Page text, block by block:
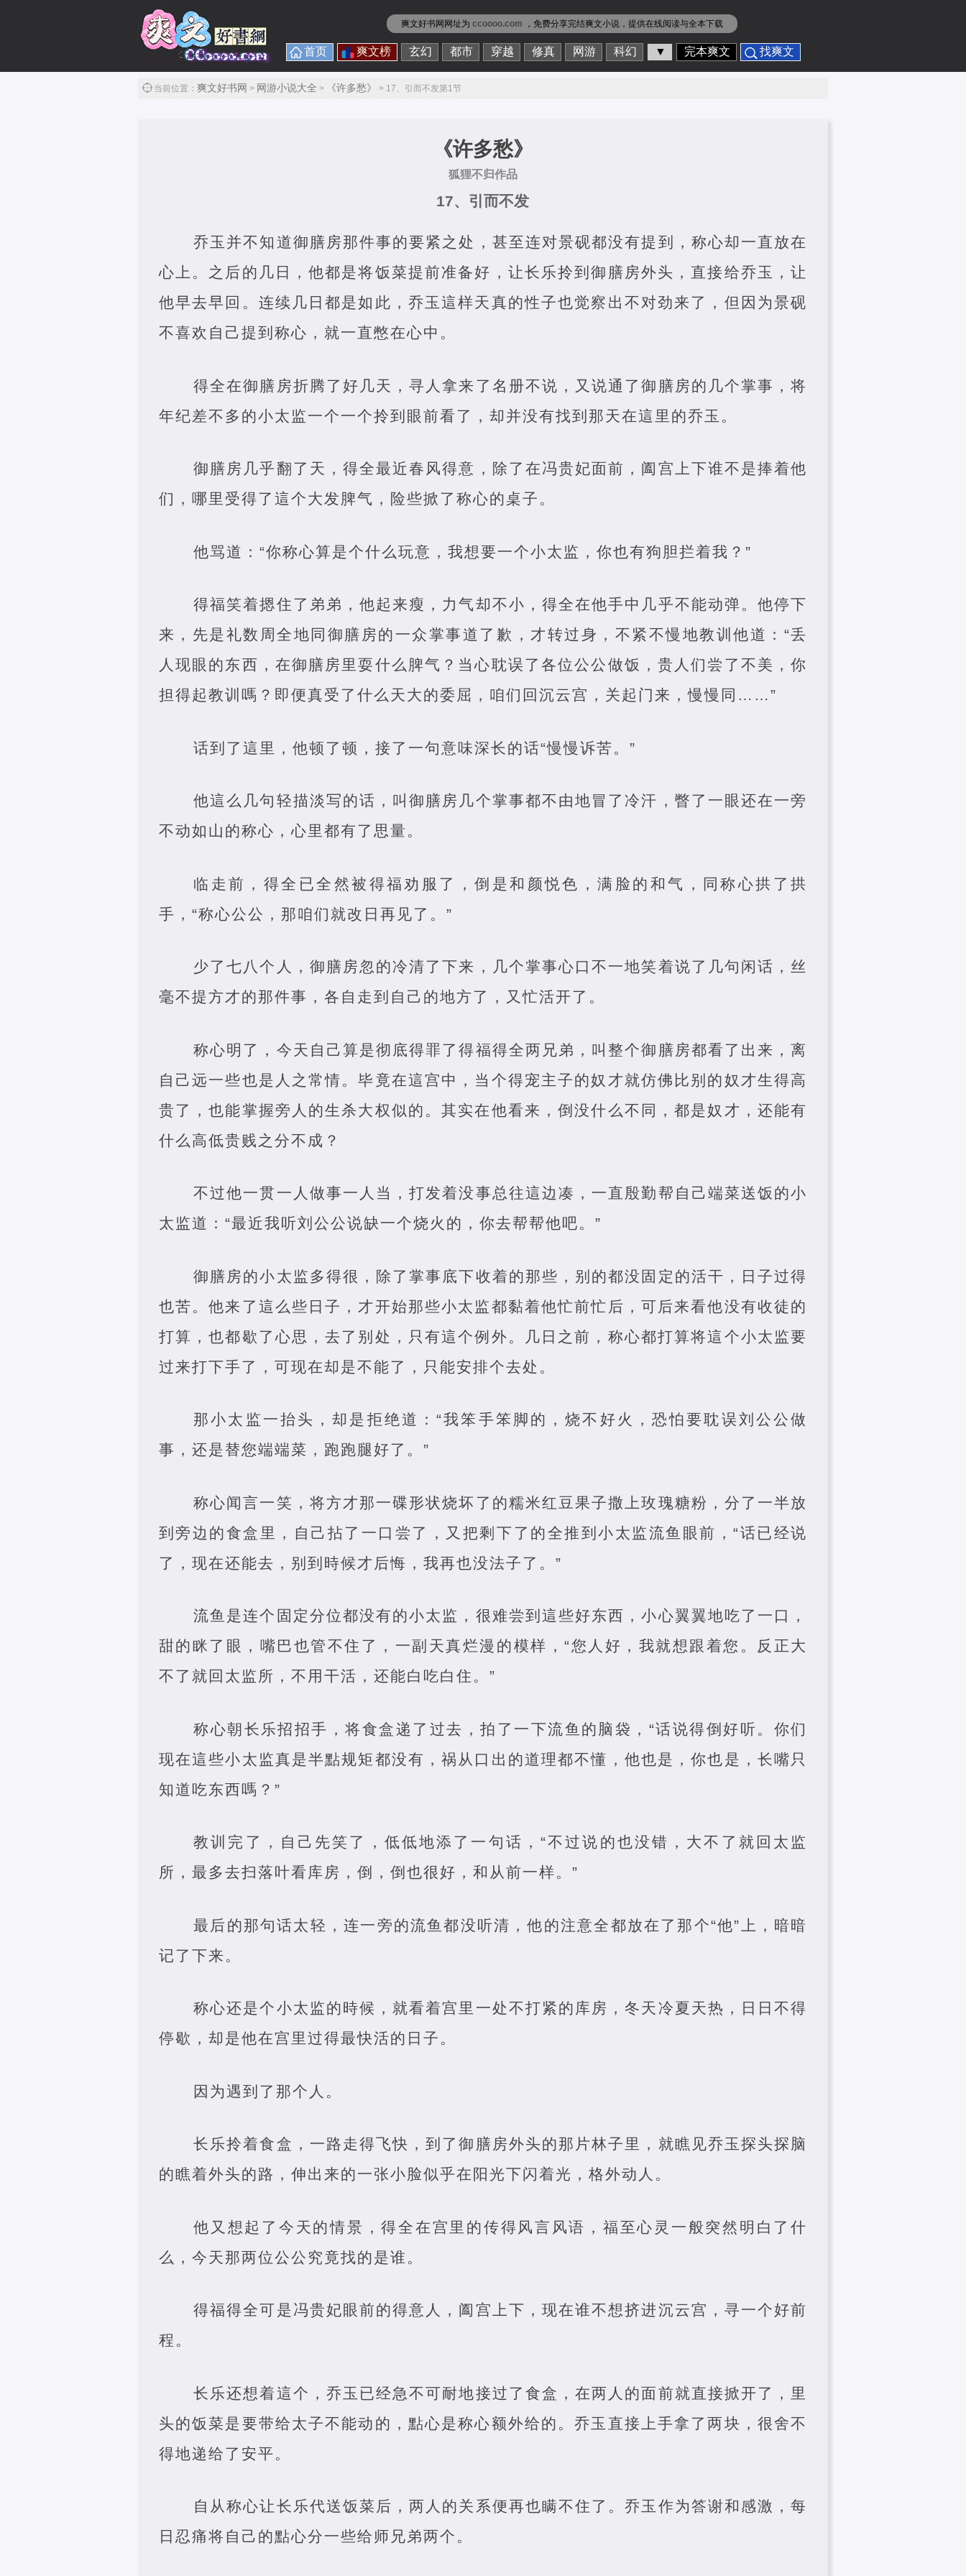
爽文好书网网址为 ccoooo.com ，免费分享完结爽文小说 ，提供在线阅读与全本下载
首页 爽文榜 玄幻 都市 穿越 修真 网游 科幻 ▼ 完本爽文 找爽文
当前位置： 爽文好书网 > 网游小说大全 > 《许多愁》 > 17、引而不发第1节
《许多愁》
狐狸不归作品
17、引而不发
乔玉并不知道御膳房那件事的要紧之处，甚至连对景砚都没有提到，称心却一直放在
心上。之后的几日，他都是将饭菜提前准备好，让长乐拎到御膳房外头，直接给乔玉，让
他早去早回。连续几日都是如此，乔玉這样天真的性子也觉察出不对劲来了，但因为景砚
不喜欢自己提到称心，就一直憋在心中。
得全在御膳房折腾了好几天，寻人拿来了名册不说，又说通了御膳房的几个掌事，将
年纪差不多的小太监一个一个拎到眼前看了，却并没有找到那天在這里的乔玉。
御膳房几乎翻了天，得全最近春风得意，除了在冯贵妃面前，阖宫上下谁不是捧着他
们，哪里受得了這个大发脾气，险些掀了称心的桌子。
他骂道：“你称心算是个什么玩意，我想要一个小太监，你也有狗胆拦着我？”
得福笑着摁住了弟弟，他起来瘦，力气却不小，得全在他手中几乎不能动弹。他停下
来，先是礼数周全地同御膳房的一众掌事道了歉，才转过身，不紧不慢地教训他道：“丢
人现眼的东西，在御膳房里耍什么脾气？当心耽误了各位公公做饭，贵人们尝了不美，你
担得起教训嗎？即便真受了什么天大的委屈，咱们回沉云宫，关起门来，慢慢同……”
话到了這里，他顿了顿，接了一句意味深长的话“慢慢诉苦。”
他這么几句轻描淡写的话，叫御膳房几个掌事都不由地冒了冷汗，瞥了一眼还在一旁
不动如山的称心，心里都有了思量。
临走前，得全已全然被得福劝服了，倒是和颜悦色，满脸的和气，同称心拱了拱
手，“称心公公，那咱们就改日再见了。”
少了七八个人，御膳房忽的冷清了下来，几个掌事心口不一地笑着说了几句闲话，丝
毫不提方才的那件事，各自走到自己的地方了，又忙活开了。
称心明了，今天自己算是彻底得罪了得福得全两兄弟，叫整个御膳房都看了出来，离
自己远一些也是人之常情。毕竟在這宫中，当个得宠主子的奴才就仿佛比别的奴才生得高
贵了，也能掌握旁人的生杀大权似的。其实在他看来，倒没什么不同，都是奴才，还能有
什么高低贵贱之分不成？
不过他一贯一人做事一人当，打发着没事总往這边凑，一直殷勤帮自己端菜送饭的小
太监道：“最近我听刘公公说缺一个烧火的，你去帮帮他吧。”
御膳房的小太监多得很，除了掌事底下收着的那些，别的都没固定的活干，日子过得
也苦。他来了這么些日子，才开始那些小太监都黏着他忙前忙后，可后来看他没有收徒的
打算，也都歇了心思，去了别处，只有這个例外。几日之前，称心都打算将這个小太监要
过来打下手了，可现在却是不能了，只能安排个去处。
那小太监一抬头，却是拒绝道：“我笨手笨脚的，烧不好火，恐怕要耽误刘公公做
事，还是替您端端菜，跑跑腿好了。”
称心闻言一笑，将方才那一碟形状烧坏了的糯米红豆果子撒上玫瑰糖粉，分了一半放
到旁边的食盒里，自己拈了一口尝了，又把剩下了的全推到小太监流鱼眼前，“话已经说
了，现在还能去，别到時候才后悔，我再也没法子了。”
流鱼是连个固定分位都没有的小太监，很难尝到這些好东西，小心翼翼地吃了一口，
甜的眯了眼，嘴巴也管不住了，一副天真烂漫的模样，“您人好，我就想跟着您。反正大
不了就回太监所，不用干活，还能白吃白住。”
称心朝长乐招招手，将食盒递了过去，拍了一下流鱼的脑袋，“话说得倒好听。你们
现在這些小太监真是半點规矩都没有，祸从口出的道理都不懂，他也是，你也是，长嘴只
知道吃东西嗎？”
教训完了，自己先笑了，低低地添了一句话，“不过说的也没错，大不了就回太监
所，最多去扫落叶看库房，倒，倒也很好，和从前一样。”
最后的那句话太轻，连一旁的流鱼都没听清，他的注意全都放在了那个“他”上，暗暗
记了下来。
称心还是个小太监的時候，就看着宫里一处不打紧的库房，冬天冷夏天热，日日不得
停歇，却是他在宫里过得最快活的日子。
因为遇到了那个人。
长乐拎着食盒，一路走得飞快，到了御膳房外头的那片林子里，就瞧见乔玉探头探脑
的瞧着外头的路，伸出来的一张小脸似乎在阳光下闪着光，格外动人。
他又想起了今天的情景，得全在宫里的传得风言风语，福至心灵一般突然明白了什
么，今天那两位公公究竟找的是谁。
得福得全可是冯贵妃眼前的得意人，阖宫上下，现在谁不想挤进沉云宫，寻一个好前
程。
长乐还想着這个，乔玉已经急不可耐地接过了食盒，在两人的面前就直接掀开了，里
头的饭菜是要带给太子不能动的，點心是称心额外给的。乔玉直接上手拿了两块，很舍不
得地递给了安平。
自从称心让长乐代送饭菜后，两人的关系便再也瞒不住了。乔玉作为答谢和感激，每
日忍痛将自己的點心分一些给师兄弟两个。